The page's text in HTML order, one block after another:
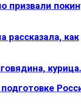
призвали
рассказала, как